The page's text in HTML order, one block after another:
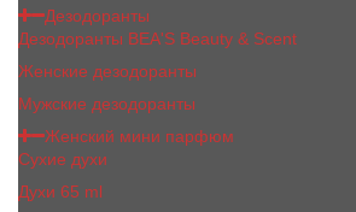
Дезодоранты
Дезодоранты BEA'S Beauty & Scent
Женские дезодоранты
Мужские дезодоранты
Женский мини парфюм
Сухие духи
Духи 65 ml